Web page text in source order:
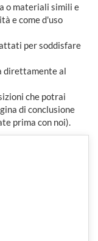
o materiali simili e
e come d'uso
per soddisfare
direttamente al
che potrai
di conclusione
prima con noi).